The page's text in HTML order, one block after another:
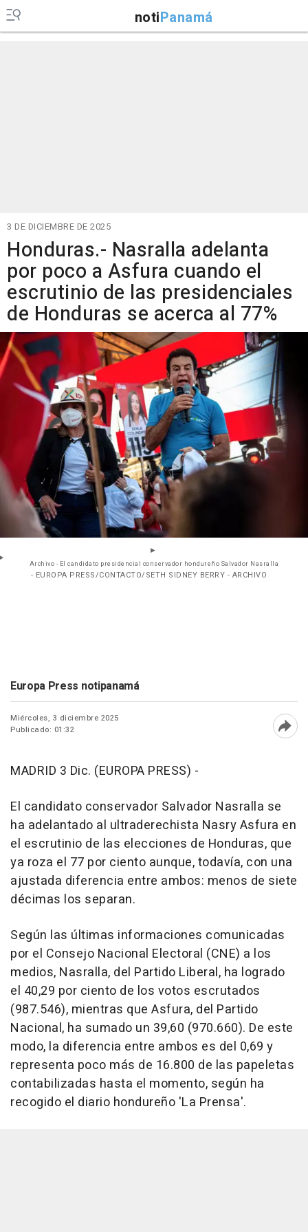
notiPanamá
3 DE DICIEMBRE DE 2025
Honduras.- Nasralla adelanta
por poco a Asfura cuando el
escrutinio de las presidenciales
de Honduras se acerca al 77%
Archivo - El candidato presidencial conservador hondureño Salvador Nasralla
- EUROPA PRESS/CONTACTO/SETH SIDNEY BERRY - ARCHIVO
Europa Press notipanamá
Miércoles, 3 diciembre 2025
Publicado: 01:32
MADRID 3 Dic. (EUROPA PRESS) -
El candidato conservador Salvador Nasralla se
ha adelantado al ultraderechista Nasry Asfura en
el escrutinio de las elecciones de Honduras, que
ya roza el 77 por ciento aunque, todavía, con una
ajustada diferencia entre ambos: menos de siete
décimas los separan.
Según las últimas informaciones comunicadas
por el Consejo Nacional Electoral (CNE) a los
medios, Nasralla, del Partido Liberal, ha logrado
el 40,29 por ciento de los votos escrutados
(987.546), mientras que Asfura, del Partido
Nacional, ha sumado un 39,60 (970.660). De este
modo, la diferencia entre ambos es del 0,69 y
representa poco más de 16.800 de las papeletas
contabilizadas hasta el momento, según ha
recogido el diario hondureño 'La Prensa'.